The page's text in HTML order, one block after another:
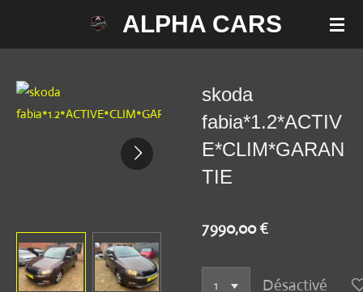
principal
ALPHA CARS
skoda
fabia*1.2*ACTIV
E*CLIM*GARAN
TIE
7 990,00 €
Désactivé